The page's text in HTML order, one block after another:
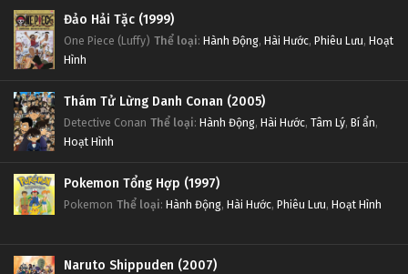
Đảo Hải Tặc (1999)
One Piece (Luffy) Thể loại: Hành Động, Hài Hước, Phiêu Lưu, Hoạt
Hình
Thám Tử Lừng Danh Conan (2005)
Detective Conan Thể loại: Hành Động, Hài Hước, Tâm Lý, Bí ẩn,
Hoạt Hình
Pokemon Tổng Hợp (1997)
Pokemon Thể loại: Hành Động, Hài Hước, Phiêu Lưu, Hoạt Hình
Naruto Shippuden (2007)